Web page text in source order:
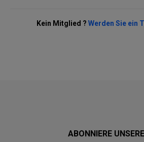
Kein Mitglied ? Werden Sie ein
ABONNIERE